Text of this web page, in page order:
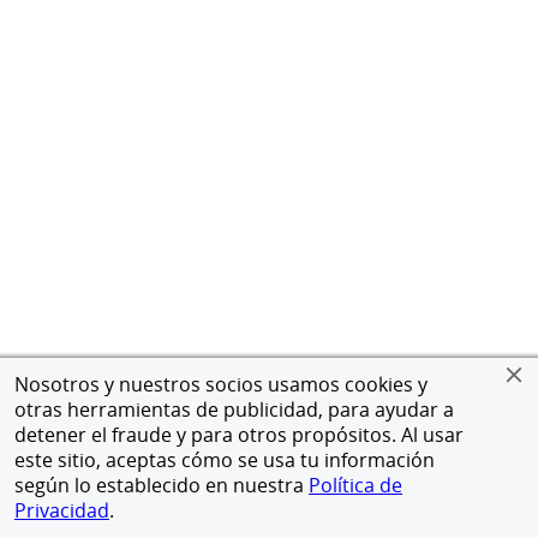
Nosotros y nuestros socios usamos cookies y
otras herramientas de publicidad, para ayudar a
detener el fraude y para otros propósitos. Al usar
este sitio, aceptas cómo se usa tu información
según lo establecido en nuestra Política de
Privacidad.